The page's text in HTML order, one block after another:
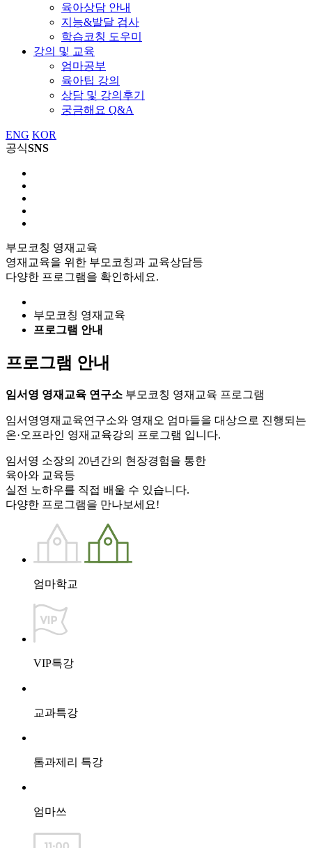
육아상담 안내
지능&발달 검사
학습코칭 도우미
강의 및 교육
엄마공부
육아팁 강의
상담 및 강의후기
궁금해요 Q&A
ENG KOR
공식SNS
부모코칭 영재교육
영재교육을 위한 부모코칭과 교육상담등
다양한 프로그램을 확인하세요.
부모코칭 영재교육
프로그램 안내
프로그램 안내
임서영 영재교육 연구소 부모코칭 영재교육 프로그램
임서영영재교육연구소와 영재오 엄마들을 대상으로 진행되는
온·오프라인 영재교육강의 프로그램 입니다.
임서영 소장의 20년간의 현장경험을 통한
육아와 교육등
실전 노하우를 직접 배울 수 있습니다.
다양한 프로그램을 만나보세요!
엄마학교
VIP특강
교과특강
톰과제리 특강
엄마쓰